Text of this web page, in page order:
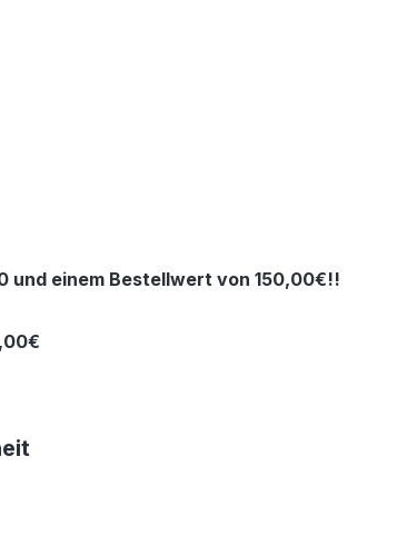
und einem Bestellwert von 150,00€!!